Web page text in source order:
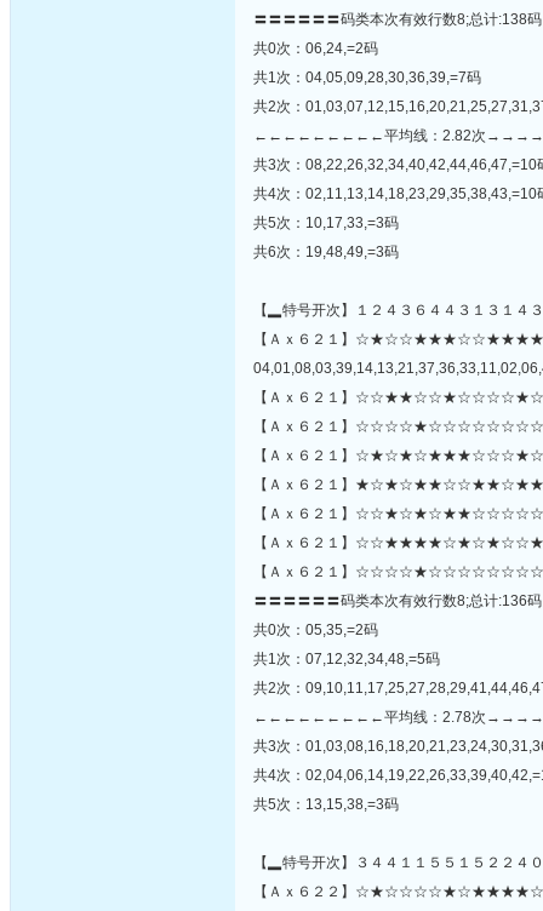
〓〓〓〓〓〓码类本次有效行数8;总计:138
共0次：06,24,=2码
共1次：04,05,09,28,30,36,39,=7码
共2次：
←←←←←←←←←平均线：2.82次
共3次：08,22,26,32,34,40,42,44,46,47,=10
共4次：02,11,13,14,18,23,29,35,38,43,=10
共5次：10,17,33,=3码
共6次：19,48,49,=3码
【▂特号开次】１２４３６４４３１３１４
【Ａｘ６２１】
【Ａｘ６２１】
【Ａｘ６２１】
【Ａｘ６２１】
【Ａｘ６２１】
【Ａｘ６２１】
【Ａｘ６２１】
【Ａｘ６２１】
〓〓〓〓〓〓码类本次有效行数8;总计:136
共0次：05,35,=2码
共1次：07,12,32,34,48,=5码
共2次：
←←←←←←←←←平均线：2.78次
共3次：
共4次：
共5次：13,15,38,=3码
【▂特号开次】３４４１１５５１５２２４
【Ａｘ６２２】